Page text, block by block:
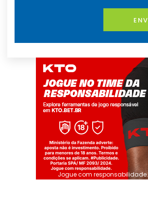
Jogue com responsabilidade.